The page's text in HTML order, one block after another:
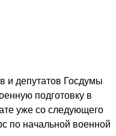
и депутатов Госдумы
подготовку в
уже со следующего
по начальной военной